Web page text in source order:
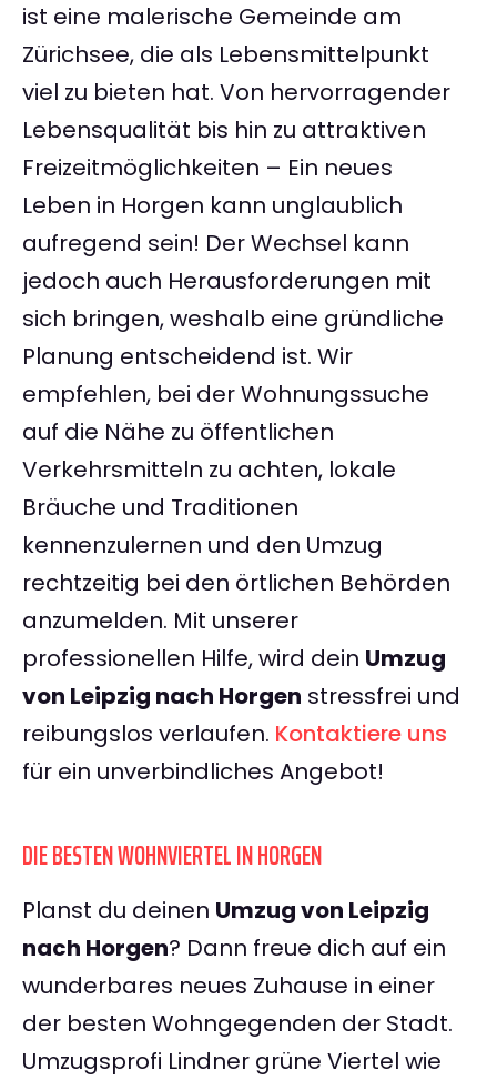
ist eine malerische Gemeinde am
Zürichsee, die als Lebensmittelpunkt
viel zu bieten hat. Von hervorragender
Lebensqualität bis hin zu attraktiven
Freizeitmöglichkeiten – Ein neues
Leben in Horgen kann unglaublich
aufregend sein! Der Wechsel kann
jedoch auch Herausforderungen mit
sich bringen, weshalb eine gründliche
Planung entscheidend ist. Wir
empfehlen, bei der Wohnungssuche
auf die Nähe zu öffentlichen
Verkehrsmitteln zu achten, lokale
Bräuche und Traditionen
kennenzulernen und den Umzug
rechtzeitig bei den örtlichen Behörden
anzumelden. Mit unserer
professionellen Hilfe, wird dein Umzug
von Leipzig nach Horgen stressfrei und
reibungslos verlaufen. Kontaktiere uns
für ein unverbindliches Angebot!
DIE BESTEN WOHNVIERTEL IN HORGEN
Planst du deinen Umzug von Leipzig
nach Horgen? Dann freue dich auf ein
wunderbares neues Zuhause in einer
der besten Wohngegenden der Stadt.
Umzugsprofi Lindner grüne Viertel wie